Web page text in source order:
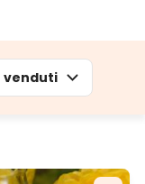
Le
metallici.
venduti